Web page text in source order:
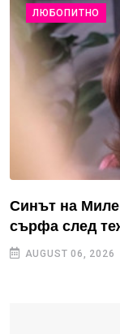
ЛЮБОПИТНО
Синът на
сърфа след
AUGUST 06, 2026